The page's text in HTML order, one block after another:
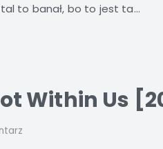
to banał, bo to jest ta...
Within Us